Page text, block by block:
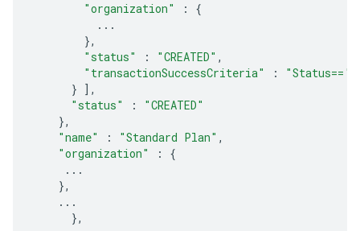
"organization"
:
{
...
},
"status"
: "CREATED" ,
"transactionSuccessCriteria"
:
} ],
"status"
:
"CREATED"
},
"name"
: "Standard Plan" ,
"organization"
:
{
...
},
...
},